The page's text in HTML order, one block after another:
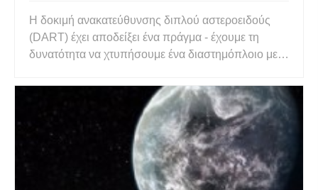
Η δοκιμή ανακατεύθυνσης διπλού αστεροειδούς
(DART) έχει αποδείξει ένα πράγμα - έχουμε τη
δυνατότητα να χτυπήσουμε ένα διαστημόπλοιο με
Πυραμίδας, 11 εκατομμύρια χιλιόμετρα (7
εκατομμύρια μίλια) από τη Γη. Στην πορεία, πήραμε
μερικές εξαιρετικές εικόνες